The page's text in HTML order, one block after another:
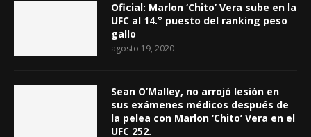
Oficial: Marlon ‘Chito’ Vera sube en la
UFC al 14.° puesto del ranking peso
gallo
agosto 19, 2020
Sean O’Malley, no arrojó lesión en
sus exámenes médicos después de
la pelea con Marlon ‘Chito’ Vera en el
UFC 252.